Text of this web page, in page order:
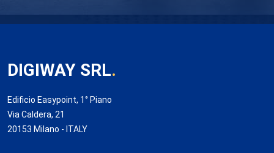
DIGIWAY SRL.
Edificio Easypoint, 1° Piano
Via Caldera, 21
20153 Milano - ITALY